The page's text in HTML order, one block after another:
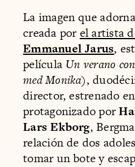
La imagen que
creada porel artista
Emmanuel Jarus,
película Un verano
med Monika),
director, estrenado
protagonizado por
Lars Ekborg,
relación de dos
tomar un bote y